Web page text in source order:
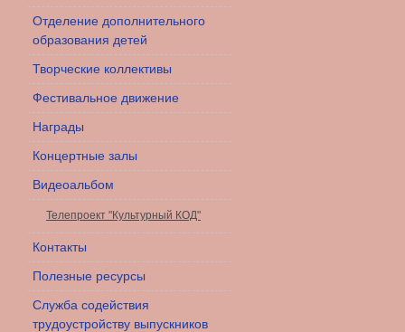
Отделение дополнительного
образования детей
Творческие коллективы
Фестивальное движение
Награды
Концертные залы
Видеоальбом
Телепроект "Культурный КОД"
Контакты
Полезные ресурсы
Служба содействия
трудоустройству выпускников